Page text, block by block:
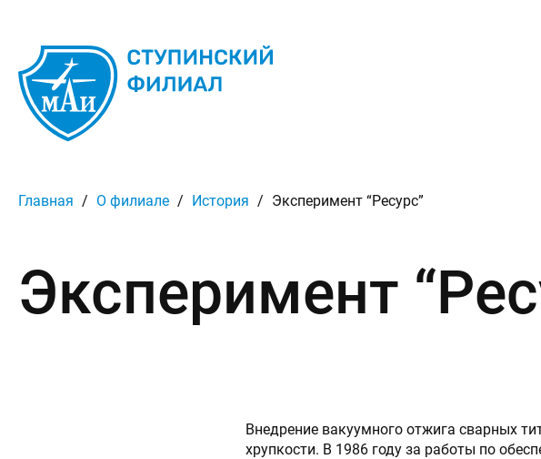
Главная / О филиале / История / Эксперимент “Ресурс”
Эксперимент
Внедрение вакуумного отжига сварных
хрупкости. В 1986 году за работы по